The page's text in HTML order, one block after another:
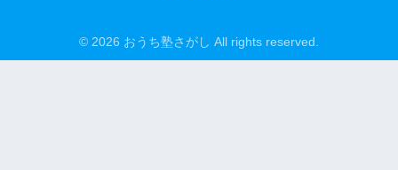
© 2026 おうち塾さがし All rights reserved.